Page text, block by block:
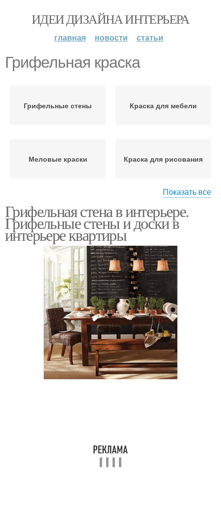
ИДЕИ ДИЗАЙНА ИНТЕРЬЕРА
главная новости статьи
Грифельная краска
Грифельные стены Краска для мебели
Меловые краски Краска для рисования
Графитовая краска Графитовые краски
Магнитная краска
Показать все
Грифельная стена в интерьере.
Грифельные стены и доски в
интерьере квартиры